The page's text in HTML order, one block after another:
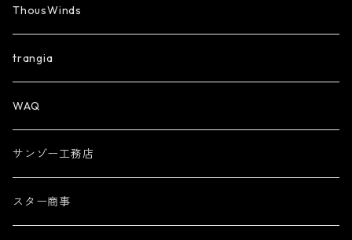
ThousWinds
trangia
WAQ
サンゾー工務店
スター商事